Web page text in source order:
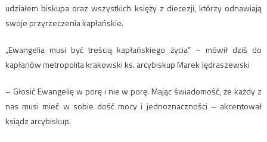
udziałem biskupa oraz wszystkich księży z diecezji, którzy odnawiają
swoje przyrzeczenia kapłańskie.
„Ewangelia musi być treścią kapłańskiego życia” – mówił dziś do
kapłanów metropolita krakowski ks. arcybiskup Marek Jędraszewski
– Głosić Ewangelię w porę i nie w porę. Mając świadomość, że każdy z
nas musi mieć w sobie dość mocy i jednoznaczności – akcentował
ksiądz arcybiskup.